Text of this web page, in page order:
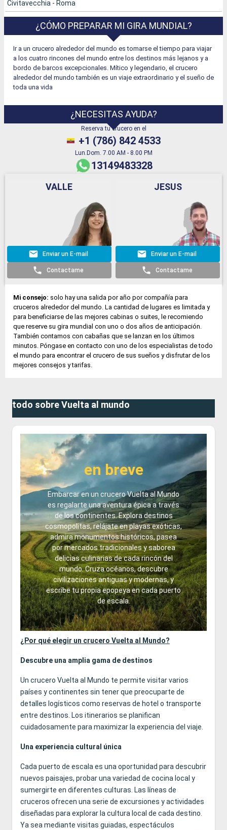
Civitavecchia - Roma
¿CÓMO PREPARAR MI GIRA MUNDIAL?
Ir a un crucero alrededor del mundo es tomarse el tiempo para viajar
a los cuatro rincones del mundo entre los destinos más lejanos y a
bordo de barcos excepcionales. Mítico y legendario, el crucero
alrededor del mundo también es un viaje extraordinario y el sueño de
toda una vida
¿NECESITAS AYUDA?
Reserva tu crucero en el
+1 (786) 842 4533
Lun.Dom. 7.00 AM - 8.00 PM
13149483328
VALLE
Enviar un E-mail
Contactame
JESUS
Enviar un E-mail
Contactame
Mi consejo: solo hay una salida por año por compañía para
cruceros alrededor del mundo. La cantidad de lugares es limitada y
para beneficiarse de las mejores cabinas o suites, le recomiendo
que reserve su gira mundial con uno o dos años de anticipación.
También contamos con cabañas que se lanzan en los últimos
minutos. Póngase en contacto con uno de los especialistas de todo
el mundo para encontrar el crucero de sus sueños y disfrutar de los
mejores consejos y tarifas.
todo sobre Vuelta al mundo
en breve
Embarcar en un crucero Vuelta al Mundo
es regalarte una aventura épica a través
de los continentes. Explora destinos
cosmopolitas, relájate en playas exóticas,
admira monumentos históricos, pasea
por mercados tradicionales y saborea
delicias culinarias de cada rincón del
mundo. Cruza océanos, descubre
civilizaciones antiguas y modernas, y
escribe tu propia epopeya en cada puerto
de escala.
¿Por qué elegir un crucero Vuelta al Mundo?
Descubre una amplia gama de destinos
Un crucero Vuelta al Mundo te permite visitar varios
países y continentes sin tener que preocuparte de
detalles logísticos como reservas de hotel o transporte
entre destinos. Los itinerarios se planifican
cuidadosamente para maximizar la experiencia del viaje.
Una experiencia cultural única
Cada puerto de escala es una oportunidad para descubrir
nuevos paisajes, probar una variedad de cocina local y
sumergirte en diferentes culturas. Las líneas de
cruceros ofrecen una serie de excursiones y actividades
diseñadas para explorar la cultura local de cada destino.
Ya sea mediante visitas guiadas, espectáculos